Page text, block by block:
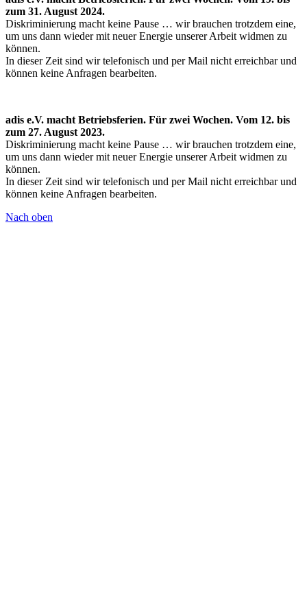
zum 31. August 2024.
Diskriminierung macht keine Pause … wir brauchen trotzdem eine,
um uns dann wieder mit neuer Energie unserer Arbeit widmen zu
können.
In dieser Zeit sind wir telefonisch und per Mail nicht erreichbar und
können keine Anfragen bearbeiten.
adis e.V. macht Betriebsferien. Für zwei Wochen. Vom 12. bis
zum 27. August 2023.
Diskriminierung macht keine Pause … wir brauchen trotzdem eine,
um uns dann wieder mit neuer Energie unserer Arbeit widmen zu
können.
In dieser Zeit sind wir telefonisch und per Mail nicht erreichbar und
können keine Anfragen bearbeiten.
Nach oben